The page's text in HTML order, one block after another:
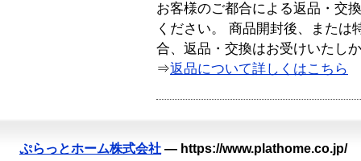
お客様のご都合による返品・交
ください。 商品開封後、または
合、返品・交換はお受けいたし
⇒返品について詳しくはこちら
ぷらっとホーム株式会社 — https://www.plathome.co.jp/